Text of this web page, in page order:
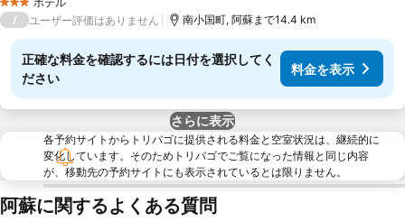
3 ホテルのランク
/ ユーザー評価はありません 南小国町, 阿蘇まで14.4 km
正確な料金を確認するには日付を選択してく
ださい
料金を表示
さらに表示
各予約サイトからトリバゴに提供される料金と空室状況は、継続的に
変化しています。そのためトリバゴでご覧になった情報と同じ内容
が、移動先の予約サイトにも表示されているとは限りません。
阿蘇に関するよくある質問